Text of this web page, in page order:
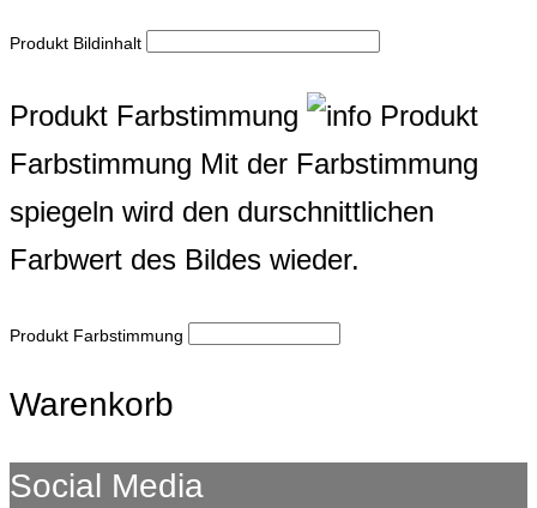
Produkt Bildinhalt
Produkt Farbstimmung
Produkt
Farbstimmung Mit der Farbstimmung
spiegeln wird den durschnittlichen
Farbwert des Bildes wieder.
Produkt Farbstimmung
Warenkorb
Social Media